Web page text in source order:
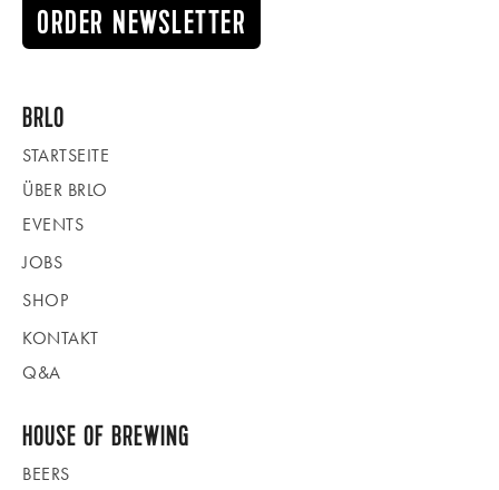
ORDER NEWSLETTER
BRLO
STARTSEITE
ÜBER BRLO
EVENTS
JOBS
SHOP
KONTAKT
Q&A
HOUSE OF BREWING
BEERS